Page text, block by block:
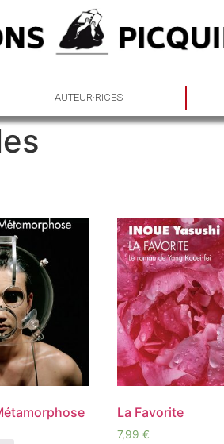
AUTEUR·RICES
La Favorite
7,99€